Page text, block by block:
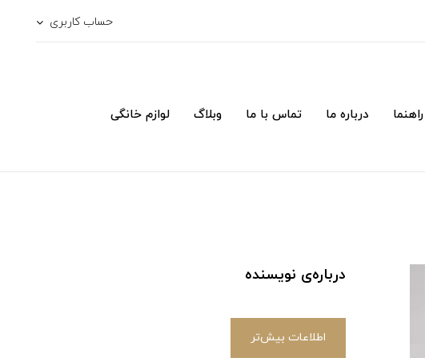
حساب کاربری
راهنما درباره ما تماس با ما وبلاگ لوازم خانگی
درباره‌ی نویسنده
اطلاعات بیش‌تر